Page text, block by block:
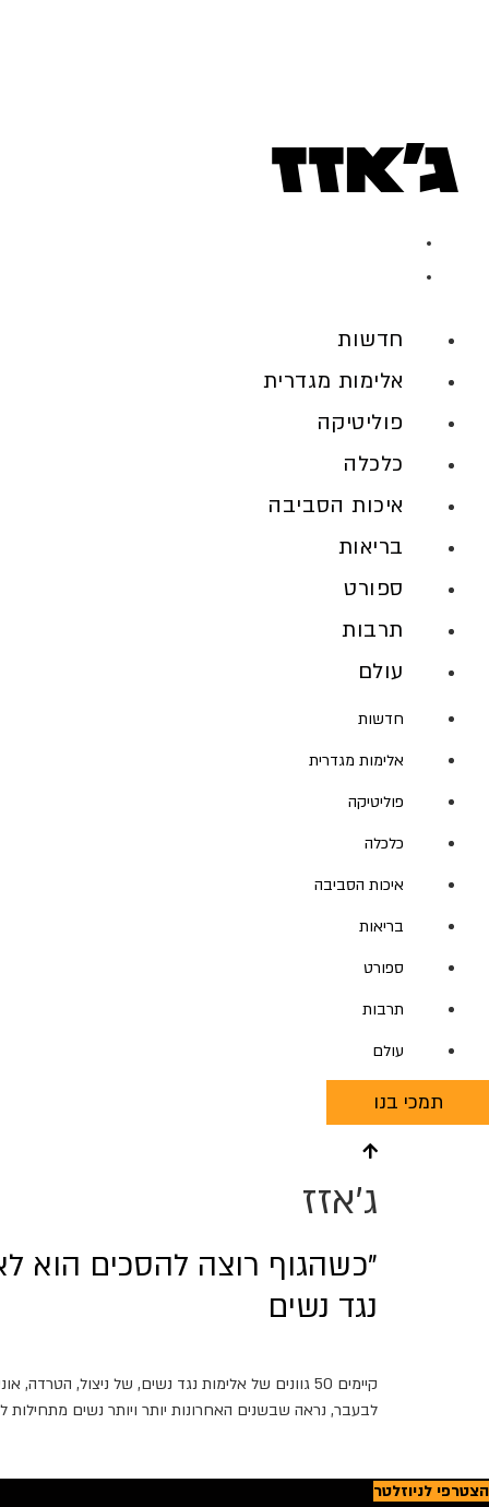
ג'אזז
חדשות
אלימות מגדרית
פוליטיקה
כלכלה
איכות הסביבה
בריאות
ספורט
תרבות
עולם
חדשות
אלימות מגדרית
פוליטיקה
כלכלה
איכות הסביבה
בריאות
ספורט
תרבות
עולם
תמכי בנו
ג'אזז
"כשהגוף רוצה להסכים הוא
נגד נשים
לבעבר, נראה שבשנים האחרונות יותר ויותר נשים
הצטרפי לניוזלטר